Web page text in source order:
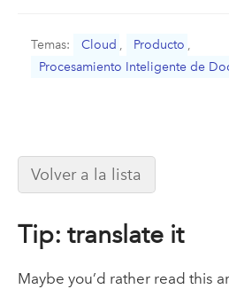
Temas: Cloud , Producto ,
Procesamiento Inteligente de
Volver a la lista
Tip: translate it
Maybe you’d rather read this